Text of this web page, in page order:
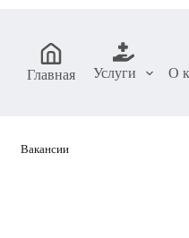
Главная Услуги О
Вакансии